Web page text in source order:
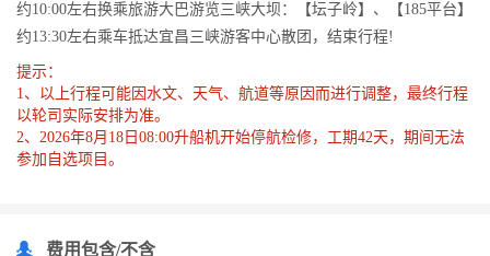
约10:00左右换乘旅游大巴游览三峡大坝：【坛子岭】、【185平台】
约13:30左右乘车抵达宜昌三峡游客中心散团，结束行程!
提示：
1、以上行程可能因水文、天气、航道等原因而进行调整，最终行程
以轮司实际安排为准。
2、2026年8月18日08:00升船机开始停航检修，工期42天，期间无法
参加自选项目。
费用包含/不含